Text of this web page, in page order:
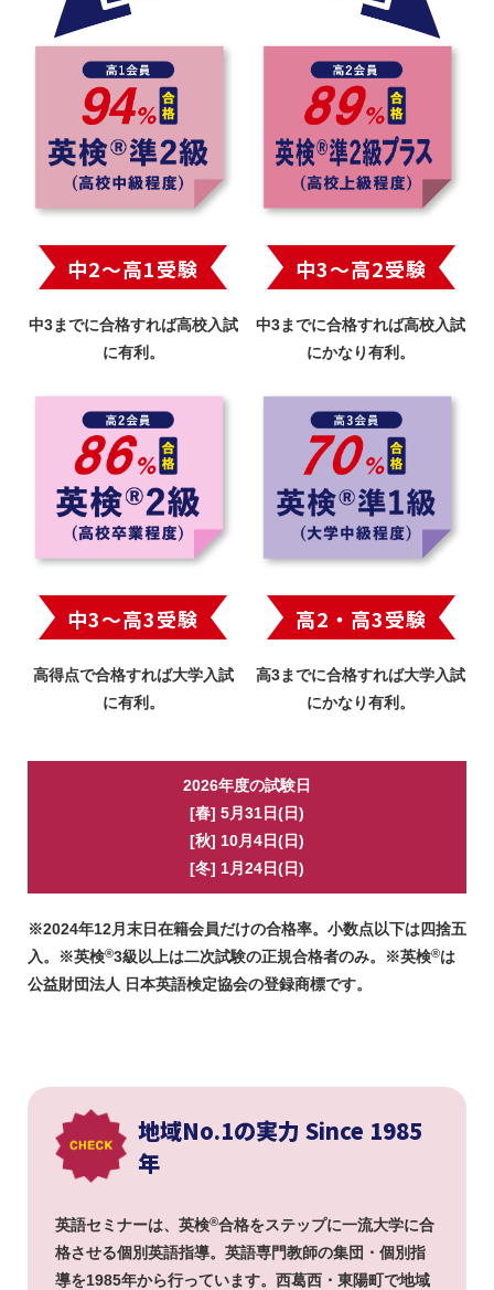
中2〜高1受験
中3までに合格すれば高校入試
に有利。
中3〜高2受験
中3までに合格すれば高校入試
にかなり有利。
中3〜高3受験
高得点で合格すれば大学入試
に有利。
高2・高3受験
高3までに合格すれば大学入試
にかなり有利。
2026年度の試験日
[春] 5月31日(日)
[秋] 10月4日(日)
[冬] 1月24日(日)
※2024年12月末日在籍会員だけの合格率。小数点以下は四捨五
入。※英検®3級以上は二次試験の正規合格者のみ。※英検®は
公益財団法人 日本英語検定協会の登録商標です。
地域No.1の実力 Since 1985
年
英語セミナーは、英検®合格をステップに一流大学に合
格させる個別英語指導。英語専門教師の集団・個別指
導を1985年から行っています。西葛西・東陽町で地域